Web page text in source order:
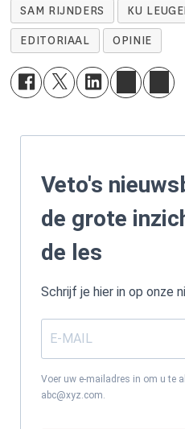
SAM RIJNDERS KU
EDITORIAAL OPINIE
Veto's
de grote
de les
Schrijf je hier in op onze
Voer uw e-mailadres in om u te
abc@xyz.com.